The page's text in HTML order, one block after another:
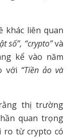
khác liên quan
số”, “crypto”và
kể vào năm
với “Tiền ảo và
thị trường
quan trọng
ro từ crypto có